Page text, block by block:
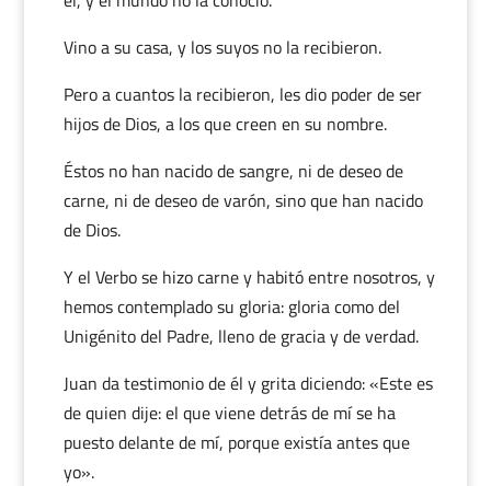
Vino a su casa, y los suyos no la recibieron.
Pero a cuantos la recibieron, les dio poder de ser
hijos de Dios, a los que creen en su nombre.
Éstos no han nacido de sangre, ni de deseo de
carne, ni de deseo de varón, sino que han nacido
de Dios.
Y el Verbo se hizo carne y habitó entre nosotros, y
hemos contemplado su gloria: gloria como del
Unigénito del Padre, lleno de gracia y de verdad.
Juan da testimonio de él y grita diciendo: «Este es
de quien dije: el que viene detrás de mí se ha
puesto delante de mí, porque existía antes que
yo».